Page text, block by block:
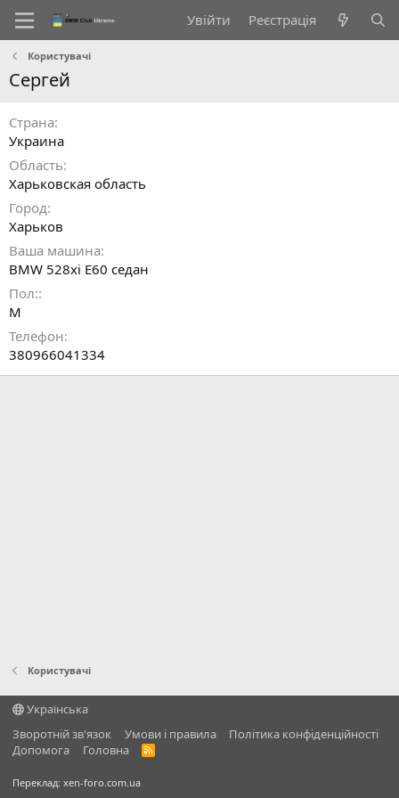
Увійти Реєстрація
Користувачі
Cергей
Страна
Украина
Область
Харьковская область
Город
Харьков
Ваша машина
BMW 528xi E60 cедан
Пол:
М
Телефон
380966041334
Користувачі
Українська
Зворотній зв'язок
Умови і правила
Політика конфіденційності
Дoпoмoга
Головна
R
Переклад: xen-foro.com.ua